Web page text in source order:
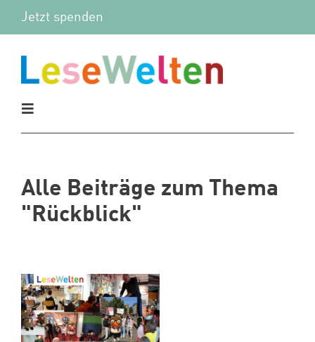
Zum
Jetzt spenden
Toggle
Vor Ort
Wir
Spenden
Alle Beiträge zum Thema
"Rückblick"